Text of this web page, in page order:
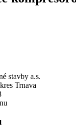
stavby a.s.
Trnava